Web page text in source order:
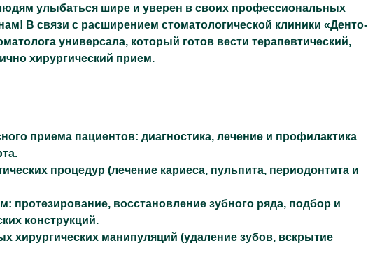
улыбаться шире и уверен в своих профессиональных
В связи с расширением стоматологической клиники «Денто-
универсала, который готов вести терапевтический,
хирургический прием.
приема пациентов: диагностика, лечение и профилактика
процедур (лечение кариеса, пульпита, периодонтита и
протезирование, восстановление зубного ряда, подбор и
конструкций.
хирургических манипуляций (удаление зубов, вскрытие